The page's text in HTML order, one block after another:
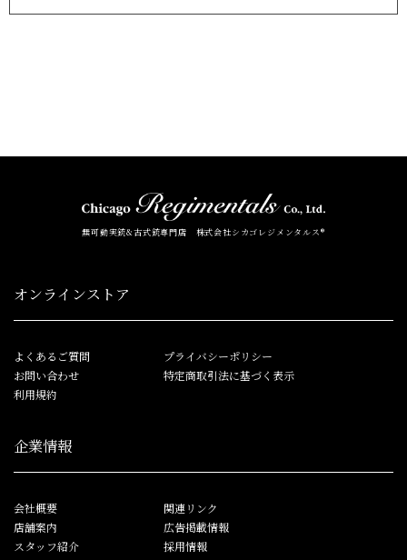
無可動実銃&古式銃専門店 株式会社シカゴレジメンタルス®
オンラインストア
よくあるご質問
お問い合わせ
利用規約
プライバシーポリシー
特定商取引法に基づく表示
企業情報
会社概要
店舗案内
スタッフ紹介
関連リンク
広告掲載情報
採用情報